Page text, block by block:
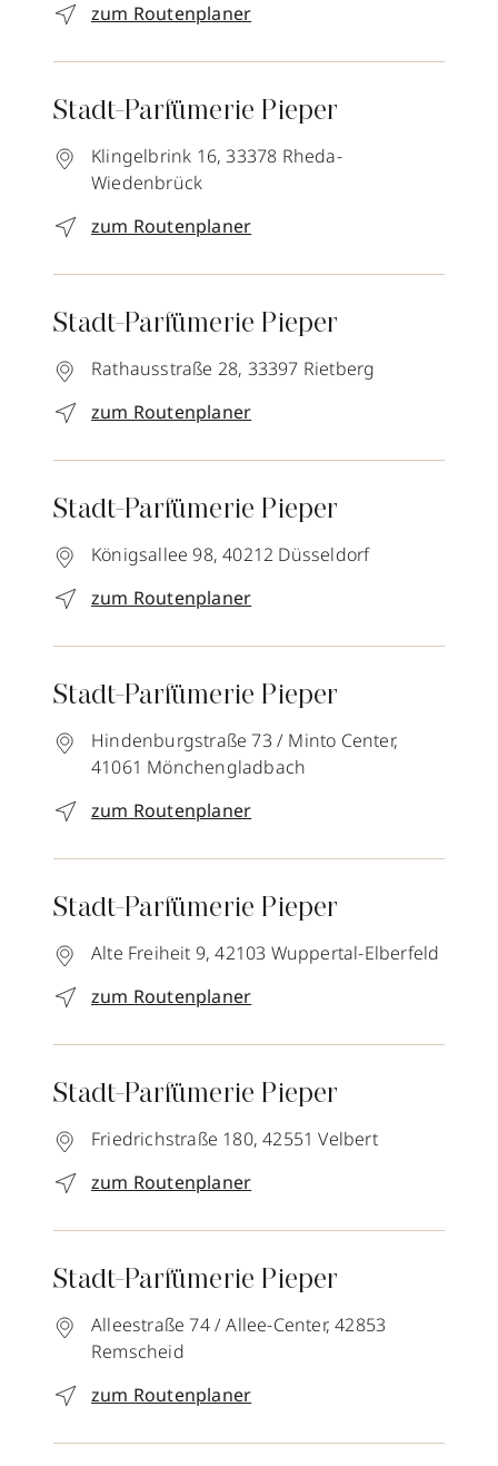
zum Routenplaner
Stadt-Parfümerie Pieper
Klingelbrink 16, 33378 Rheda-
Wiedenbrück
zum Routenplaner
Stadt-Parfümerie Pieper
Rathausstraße 28, 33397 Rietberg
zum Routenplaner
Stadt-Parfümerie Pieper
Königsallee 98, 40212 Düsseldorf
zum Routenplaner
Stadt-Parfümerie Pieper
Hindenburgstraße 73 / Minto Center,
41061 Mönchengladbach
zum Routenplaner
Stadt-Parfümerie Pieper
Alte Freiheit 9, 42103 Wuppertal-Elberfeld
zum Routenplaner
Stadt-Parfümerie Pieper
Friedrichstraße 180, 42551 Velbert
zum Routenplaner
Stadt-Parfümerie Pieper
Alleestraße 74 / Allee-Center, 42853
Remscheid
zum Routenplaner